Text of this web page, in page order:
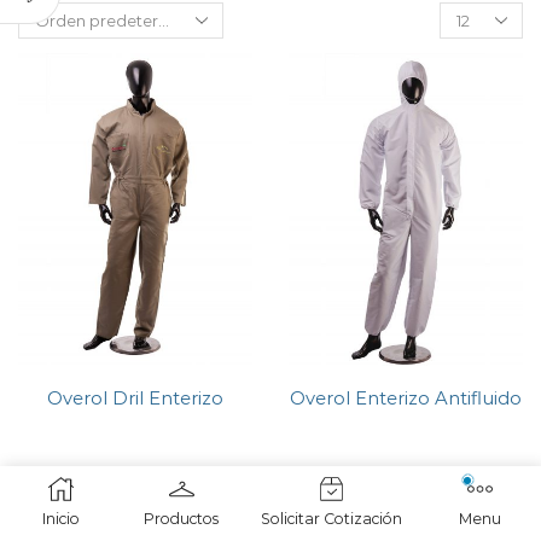
Overol Dril Enterizo Overol Enterizo Antifluido
Inicio Productos Solicitar Cotización Menu